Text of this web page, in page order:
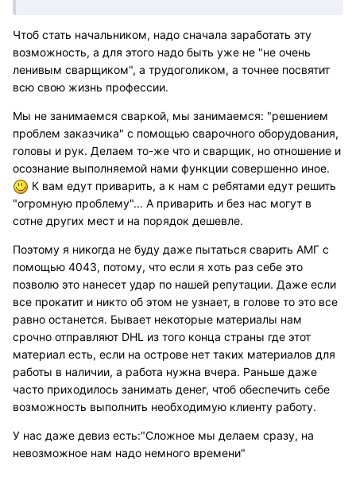
Чтоб стать начальником, надо сначала заработать эту
возможность, а для этого надо быть уже не "не очень
ленивым сварщиком", а трудоголиком, а точнее посвятит
всю свою жизнь профессии.
Мы не занимаемся сваркой, мы занимаемся: "решением
проблем заказчика" с помощью сварочного оборудования,
головы и рук. Делаем то-же что и сварщик, но отношение и
осознание выполняемой нами функции совершенно иное.
К вам едут приварить, а к нам с ребятами едут решить
"огромную проблему"... А приварить и без нас могут в
сотне других мест и на порядок дешевле.
Поэтому я никогда не буду даже пытаться сварить АМГ с
помощью 4043, потому, что если я хоть раз себе это
позволю это нанесет удар по нашей репутации. Даже если
все прокатит и никто об этом не узнает, в голове то это все
равно останется. Бывает некоторые материалы нам
срочно отправляют DHL из того конца страны где этот
материал есть, если на острове нет таких материалов для
работы в наличии, а работа нужна вчера. Раньше даже
часто приходилось занимать денег, чтоб обеспечить себе
возможность выполнить необходимую клиенту работу.
У нас даже девиз есть:"Сложное мы делаем сразу, на
невозможное нам надо немного времени"